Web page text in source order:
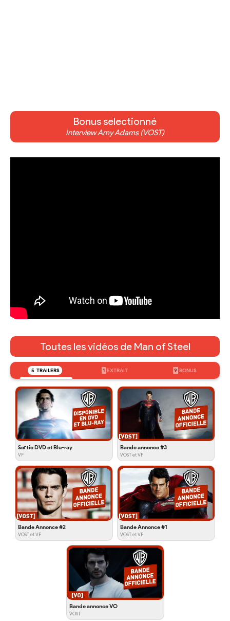
Bonus selectionné
Interview Amy Adams (VOST)
Toutes les vidéos de Man of Steel
5 TRAILERS 1 EXTRAIT 9 BONUS
Sortie DVD et Blu-ray
VF
Bande annonce #3
VOST et VF
Bande Annonce #2
VOST et VF
Bande Annonce #1
VOST et VF
Bande annonce VO
VOST